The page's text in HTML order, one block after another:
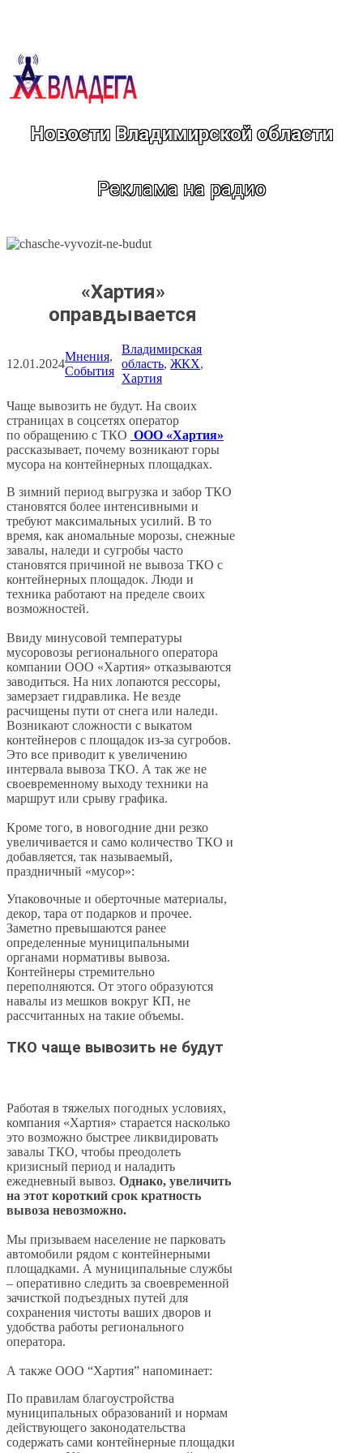
Новости Владимирской области
Реклама на радио
«Хартия»
оправдывается
12.01.2024
Мнения
События
Владимирская
область, ЖКХ
Хартия
Чаще вывозить не будут. На своих
страницах в соцсетях оператор
по обращению с ТКО ООО «Хартия»
рассказывает, почему возникают горы
мусора на контейнерных площадках.
В зимний период выгрузка и забор ТКО
становятся более интенсивными и
требуют максимальных усилий. В то
время, как аномальные морозы, снежные
завалы, наледи и сугробы часто
становятся причиной не вывоза ТКО с
контейнерных площадок. Люди и
техника работают на пределе своих
возможностей.
Ввиду минусовой температуры
мусоровозы регионального оператора
компании ООО «Хартия» отказываются
заводиться. На них лопаются рессоры,
замерзает гидравлика. Не везде
расчищены пути от снега или наледи.
Возникают сложности с выкатом
контейнеров с площадок из-за сугробов.
Это все приводит к увеличению
интервала вывоза ТКО. А так же не
своевременному выходу техники на
маршрут или срыву графика.
Кроме того, в новогодние дни резко
увеличивается и само количество ТКО и
добавляется, так называемый,
праздничный «мусор»:
Упаковочные и оберточные материалы,
декор, тара от подарков и прочее.
Заметно превышаются ранее
определенные муниципальными
органами нормативы вывоза.
Контейнеры стремительно
переполняются. От этого образуются
навалы из мешков вокруг КП, не
рассчитанных на такие объемы.
ТКО чаще вывозить не будут
Работая в тяжелых погодных условиях,
компания «Хартия» старается насколько
это возможно быстрее ликвидировать
завалы ТКО, чтобы преодолеть
кризисный период и наладить
ежедневный вывоз. Однако, увеличить
на этот короткий срок кратность
вывоза невозможно.
Мы призываем население не парковать
автомобили рядом с контейнерными
площадками. А муниципальные службы
– оперативно следить за своевременной
зачисткой подъездных путей для
сохранения чистоты ваших дворов и
удобства работы регионального
оператора.
А также ООО “Хартия” напоминает:
По правилам благоустройства
муниципальных образований и нормам
действующего законодательства
содержать сами контейнерные площадки